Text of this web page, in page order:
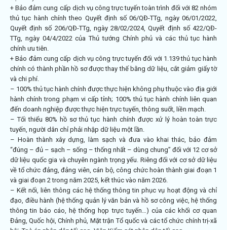
+ Bảo đảm cung cấp dịch vụ công trực tuyến toàn trình đối với 82 nhóm
thủ tục hành chính theo Quyết định số06/QĐ-TTg, ngày 06/01/2022,
Quyết định số 206/QĐ-TTg, ngày 28/02/2024, Quyết định số422/QĐ-
TTg, ngày 04/4/2022 của Thủ tướng Chính phủ và các thủ tục hành
chính ưu tiên.
+ Bảo đảm cung cấp dịch vụ công trực tuyến đối với 1.139 thủ tục hành
chính có thành phần hồ sơ được thay thế bằng dữ liệu, cắt giảm giấy tờ
và chi phí.
– 100% thủ tục hành chính được thực hiện không phụ thuộc vào địa giới
hành chính trong phạm vi cấp tỉnh; 100% thủ tục hành chính liên quan
đến doanh nghiệp được thực hiện trực tuyến, thông suốt, liền mạch.
– Tối thiểu 80% hồ sơ thủ tục hành chính được xử lý hoàn toàn trực
tuyến, người dân chỉ phải nhập dữ liệu một lần.
– Hoàn thành xây dựng, làm sạch và đưa vào khai thác, bảo đảm
“đúng – đủ – sạch – sống – thống nhất – dùng chung” đối với 12 cơ sở
dữ liệu quốc gia và chuyên ngành trọng yếu. Riêng đối với cơ sở dữ liệu
về tổ chức đảng, đảng viên, cán bộ, công chức hoàn thành giai đoạn 1
và giai đoạn 2 trong năm 2025, kết thúc vào năm 2026.
– Kết nối, liên thông các hệ thống thông tin phục vụ hoạt động và chỉ
đạo, điều hành (hệ thống quản lý văn bản và hồ sơ công việc, hệ thống
thông tin báo cáo, hệ thống họp trực tuyến…) của các khối cơ quan
Đảng, Quốc hội, Chính phủ, Mặt trận Tổ quốc và các tổ chức chính trị-xã